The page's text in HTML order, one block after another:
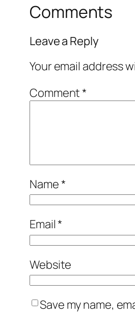
Comments
Leave a Reply
Your email address
Comment*
Name*
Email*
Website
Save my name,